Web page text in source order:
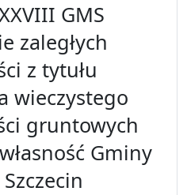
GMS
zaległych
z tytułu
wieczystego
gruntowych
Gminy